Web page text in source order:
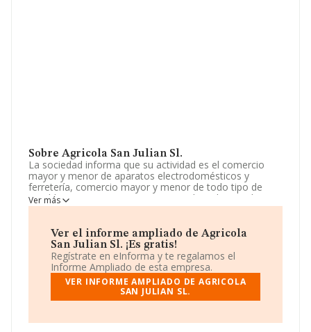
Sobre Agricola San Julian Sl.
La sociedad informa que su actividad es el comercio
mayor y menor de aparatos electrodomésticos y
ferretería, comercio mayor y menor de todo tipo de
muebles, comercio mayor y menor de todo tipo de
alimentación, comercio mayor y menor de cereales,
plaguicidas, animales vivos y todo tipo. La empresa está
registrada como Sociedad Limitada. Su CNAE
corresponde a 4776 con código 'Comercio al por menor
de flores, plantas, semillas, fertilizantes, animales de
compañía y alimentos para los mismos en
establecimientos especializados'. No realiza actividad de
importación y/o exportación.
La plantilla se ha mantenido igual y atendiendo a los
Ver más
Ver el informe ampliado de Agricola
San Julian Sl. ¡Es gratis!
Regístrate en eInforma y te regalamos el
Informe Ampliado de esta empresa.
VER INFORME AMPLIADO DE AGRICOLA
SAN JULIAN SL.